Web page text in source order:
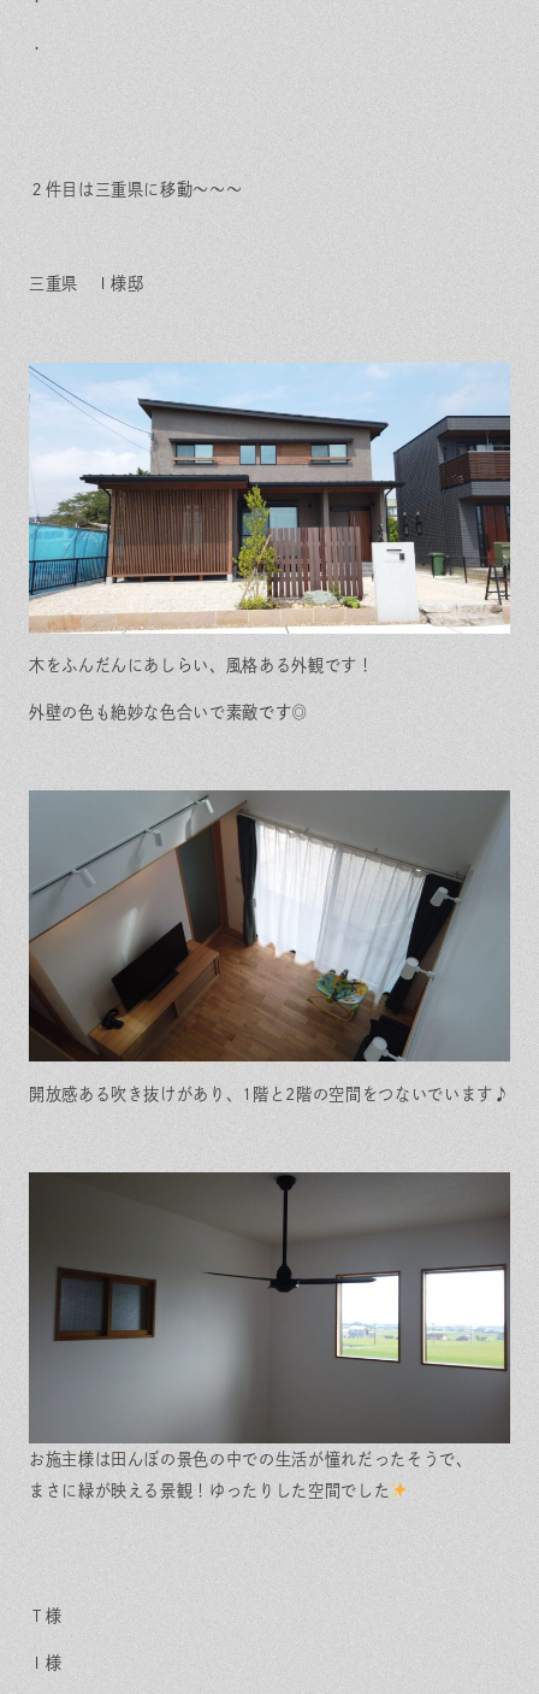
・
２件目は三重県に移動～～～
三重県 Ｉ様邸
木をふんだんにあしらい、風格ある外観です！
外壁の色も絶妙な色合いで素敵です◎
開放感ある吹き抜けがあり、1階と2階の空間をつないでいます♪
お施主様は田んぼの景色の中での生活が憧れだったそうで、
まさに緑が映える景観！ゆったりした空間でした
Ｔ様
Ｉ様